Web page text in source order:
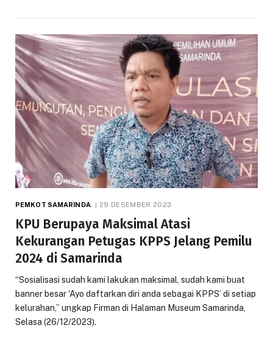
PEMKOT SAMARINDA 29 DESEMBER 2023
KPU Berupaya Maksimal Atasi
Kekurangan Petugas KPPS Jelang Pemilu
2024 di Samarinda
“Sosialisasi sudah kami lakukan maksimal, sudah kami buat
banner besar ‘Ayo daftarkan diri anda sebagai KPPS’ di setiap
kelurahan,” ungkap Firman di Halaman Museum Samarinda,
Selasa (26/12/2023).